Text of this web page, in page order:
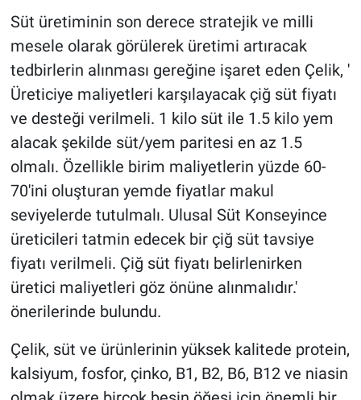
Süt üretiminin son derece stratejik ve milli
mesele olarak görülerek üretimi artıracak
tedbirlerin alınması gereğine işaret eden Çelik, '
Üreticiye maliyetleri karşılayacak çiğ süt fiyatı
ve desteği verilmeli. 1 kilo süt ile 1.5 kilo yem
alacak şekilde süt/yem paritesi en az 1.5
olmalı. Özellikle birim maliyetlerin yüzde 60-
70'ini oluşturan yemde fiyatlar makul
seviyelerde tutulmalı. Ulusal Süt Konseyince
üreticileri tatmin edecek bir çiğ süt tavsiye
fiyatı verilmeli. Çiğ süt fiyatı belirlenirken
üretici maliyetleri göz önüne alınmalıdır.'
önerilerinde bulundu.
Çelik, süt ve ürünlerinin yüksek kalitede protein,
kalsiyum, fosfor, çinko, B1, B2, B6, B12 ve niasin